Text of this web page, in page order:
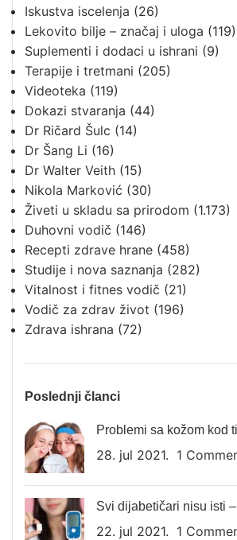
Iskustva iscelenja (26)
Lekovito bilje – značaj i uloga (119)
Suplementi i dodaci u ishrani (9)
Terapije i tretmani (205)
Videoteka (119)
Dokazi stvaranja (44)
Dr Ričard Šulc (14)
Dr Šang Li (16)
Dr Walter Veith (15)
Nikola Marković (30)
Živeti u skladu sa prirodom (1.173)
Duhovni vodič (146)
Recepti zdrave hrane (458)
Studije i nova saznanja (282)
Vitalnost i fitnes vodič (21)
Vodič za zdrav život (196)
Zdrava ishrana (72)
Poslednji članci
Problemi sa kožom kod
28. jul 2021. 1
Svi dijabetičari nisu isti
22. jul 2021. 1